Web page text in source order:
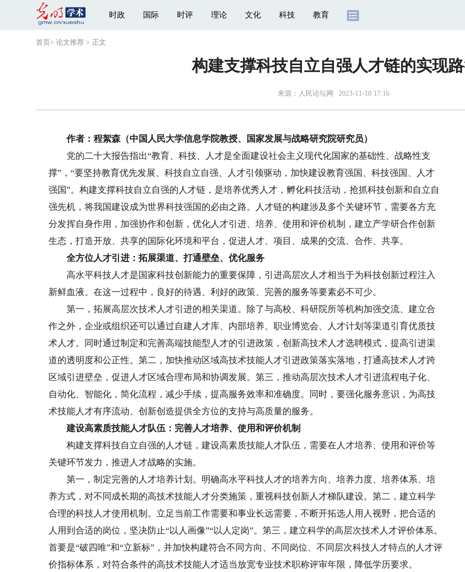
时政 国际 时评 理论 文化 科技 教育
首页 > 论文推荐 > 正文
构建支撑科技自立自强人才链的实现
来源： 人民论坛网 2023-11-10 17:16
作者：程絮森（中国人民大学信息学院教授、国家发展与战略研究院研究员）
党的二十大报告指出“教育、科技、人才是全面建设社会主义现代化国家的基础性、战略性支
撑”，“要坚持教育优先发展、科技自立自强、人才引领驱动，加快建设教育强国、科技强国、人才
强国”。构建支撑科技自立自强的人才链，是培养优秀人才，孵化科技活动，抢抓科技创新和自立自
强先机，将我国建设成为世界科技强国的必由之路。人才链的构建涉及多个关键环节，需要各方充
分发挥自身作用，加强协作和创新，优化人才引进、培养、使用和评价机制，建立产学研合作创新
生态，打造开放、共享的国际化环境和平台，促进人才、项目、成果的交流、合作、共享。
全方位人才引进：拓展渠道、打通壁垒、优化服务
高水平科技人才是国家科技创新能力的重要保障，引进高层次人才相当于为科技创新过程注入
新鲜血液。在这一过程中，良好的待遇、利好的政策、完善的服务等要素必不可少。
第一，拓展高层次技术人才引进的相关渠道。除了与高校、科研院所等机构加强交流、建立合
作之外，企业或组织还可以通过自建人才库、内部培养、职业博览会、人才计划等渠道引育优质技
术人才。同时通过制定和完善高端技能型人才的引进政策，创新高技术人才选聘模式，提高引进渠
道的透明度和公正性。第二，加快推动区域高技术技能人才引进政策落实落地，打通高技术人才跨
区域引进壁垒，促进人才区域合理布局和协调发展。第三，推动高层次技术人才引进流程电子化、
自动化、智能化，简化流程，减少手续，提高服务效率和准确度。同时，要强化服务意识，为高技
术技能人才有序流动、创新创造提供全方位的支持与高质量的服务。
建设高素质技能人才队伍：完善人才培养、使用和评价机制
构建支撑科技自立自强的人才链，建设高素质技能人才队伍，需要在人才培养、使用和评价等
关键环节发力，推进人才战略的实施。
第一，制定完善的人才培养计划。明确高水平科技人才的培养方向、培养力度、培养体系、培
养方式，对不同成长期的高技术技能人才分类施策，重视科技创新人才梯队建设。第二，建立科学
合理的科技人才使用机制。立足当前工作需要和事业长远需要，不断开拓选人用人视野，把合适的
人用到合适的岗位，坚决防止“以人画像”“以人定岗”。第三，建立科学的高层次技术人才评价体系。
首要是“破四唯”和“立新标”，并加快构建符合不同方向、不同岗位、不同层次科技人才特点的人才评
价指标体系，对符合条件的高技术技能人才适当放宽专业技术职称评审年限，降低学历要求。